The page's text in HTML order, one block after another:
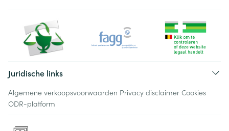
Juridische links
Algemene verkoopsvoorwaarden Privacy disclaimer Cookies
ODR-platform